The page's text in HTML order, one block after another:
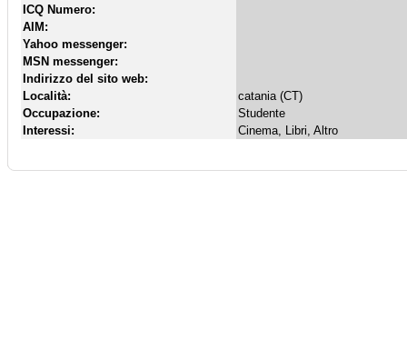
ICQ Numero:
AIM:
Yahoo messenger:
MSN messenger:
Indirizzo del sito web:
Località:
catania (CT)
Occupazione:
Studente
Interessi:
Cinema, Libri, Altro